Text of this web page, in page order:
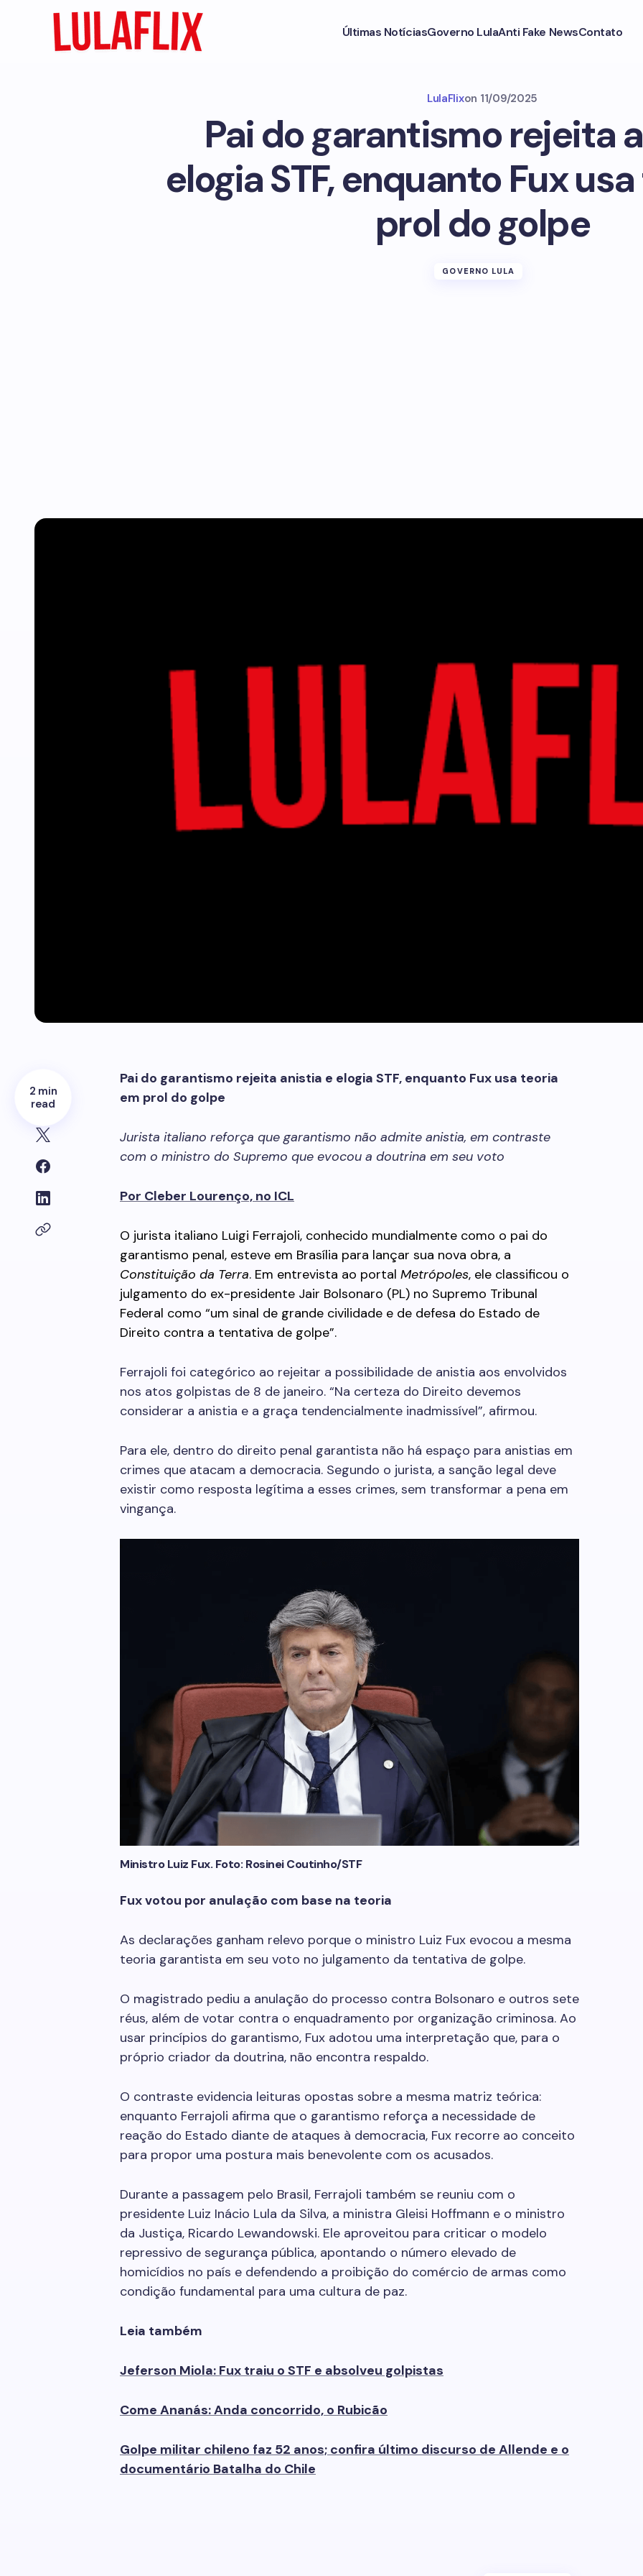
Últimas NotíciasGoverno LulaAnti Fake NewsContato
LulaFlixon 11/09/2025
Pai do garantismo rejeita
elogia STF, enquanto Fux
prol do golpe
GOVERNO LULA
2 min
read
Pai do garantismo rejeita anistia e elogia STF, enquanto Fux usa teoria
em prol do golpe
Jurista italiano reforça que garantismo não admite anistia, em contraste
com o ministro do Supremo que evocou a doutrina em seu voto
Por Cleber Lourenço, no ICL
O jurista italiano Luigi Ferrajoli, conhecido mundialmente como o pai do
garantismo penal, esteve em Brasília para lançar sua nova obra, a
Constituição da Terra. Em entrevista ao portal Metrópoles, ele classificou o
julgamento do ex-presidente Jair Bolsonaro (PL) no Supremo Tribunal
Federal como “um sinal de grande civilidade e de defesa do Estado de
Direito contra a tentativa de golpe”.
Ferrajoli foi categórico ao rejeitar a possibilidade de anistia aos envolvidos
nos atos golpistas de 8 de janeiro. “Na certeza do Direito devemos
considerar a anistia e a graça tendencialmente inadmissível”, afirmou.
Para ele, dentro do direito penal garantista não há espaço para anistias em
crimes que atacam a democracia. Segundo o jurista, a sanção legal deve
existir como resposta legítima a esses crimes, sem transformar a pena em
vingança.
Ministro Luiz Fux. Foto: Rosinei Coutinho/STF
Fux votou por anulação com base na teoria
As declarações ganham relevo porque o ministro Luiz Fux evocou a mesma
teoria garantista em seu voto no julgamento da tentativa de golpe.
O magistrado pediu a anulação do processo contra Bolsonaro e outros sete
réus, além de votar contra o enquadramento por organização criminosa. Ao
usar princípios do garantismo, Fux adotou uma interpretação que, para o
próprio criador da doutrina, não encontra respaldo.
O contraste evidencia leituras opostas sobre a mesma matriz teórica:
enquanto Ferrajoli afirma que o garantismo reforça a necessidade de
reação do Estado diante de ataques à democracia, Fux recorre ao conceito
para propor uma postura mais benevolente com os acusados.
Durante a passagem pelo Brasil, Ferrajoli também se reuniu com o
presidente Luiz Inácio Lula da Silva, a ministra Gleisi Hoffmann e o ministro
da Justiça, Ricardo Lewandowski. Ele aproveitou para criticar o modelo
repressivo de segurança pública, apontando o número elevado de
homicídios no país e defendendo a proibição do comércio de armas como
condição fundamental para uma cultura de paz.
Leia também
Jeferson Miola: Fux traiu o STF e absolveu golpistas
Come Ananás: Anda concorrido, o Rubicão
Golpe militar chileno faz 52 anos; confira último discurso de Allende e o
documentário Batalha do Chile